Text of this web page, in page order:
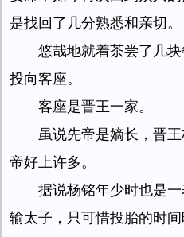
是找回了几分熟悉和亲切。
悠哉地就着茶尝了几
投向客座。
客座是晋王一家。
虽说先帝是嫡长，晋
帝好上许多。
据说杨铭年少时也是
输太子，只可惜投胎的时间